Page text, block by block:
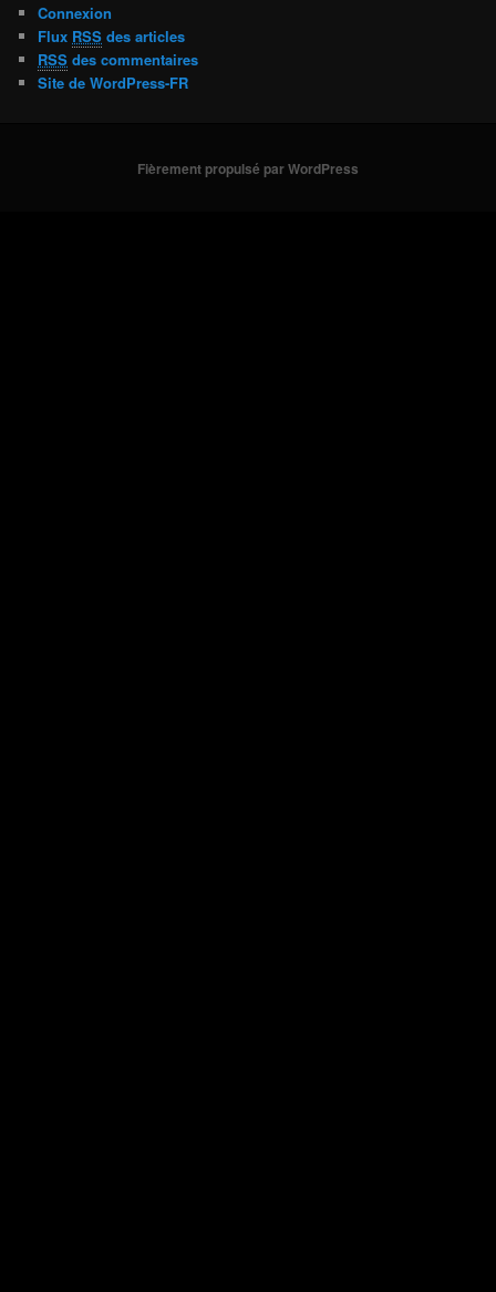
Connexion
Flux RSS des articles
RSS des commentaires
Site de WordPress-FR
Fièrement propulsé par WordPress